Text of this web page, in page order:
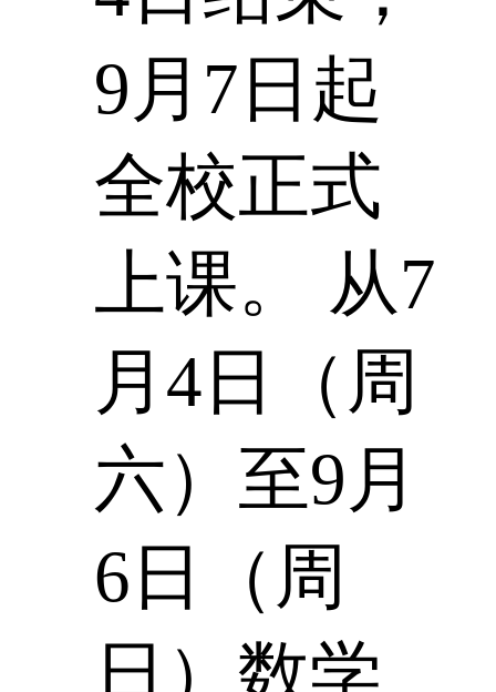
9月7日起
全校正式
上课。 从7
月4日（周
六）至9月
6日（周
日）数学